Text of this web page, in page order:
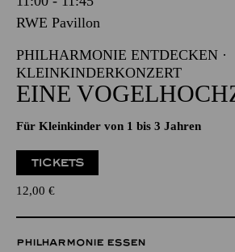
RWE Pavillon
PHILHARMONIE ENTDECKEN ·
KLEINKINDERKONZERT
EINE
Für Kleinkinder von 1 bis 3 Jahren
TICKETS
12,00 €
PHILHARMONIE ESSEN